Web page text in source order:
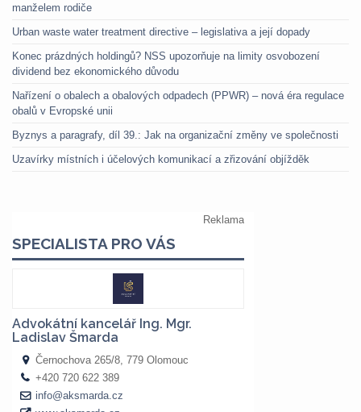
manželem rodiče
Urban waste water treatment directive – legislativa a její dopady
Konec prázdných holdingů? NSS upozorňuje na limity osvobození
dividend bez ekonomického důvodu
Nařízení o obalech a obalových odpadech (PPWR) – nová éra regulace
obalů v Evropské unii
Byznys a paragrafy, díl 39.: Jak na organizační změny ve společnosti
Uzavírky místních i účelových komunikací a zřizování objížděk